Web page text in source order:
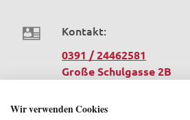
Kontakt:
0391 / 24462581
Große Schulgasse 2B
Deutschland
Wir verwenden Cookies